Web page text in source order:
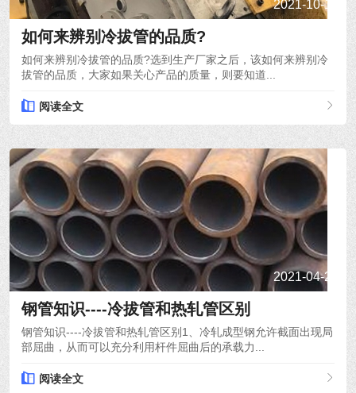
2021-10-14
如何来辨别冷拔管的品质?
如何来辨别冷拔管的品质?选到生产厂家之后，该如何来辨别冷
拔管的品质，大家如果关心产品的质量，则要知道...
阅读全文
2021-04-24
钢管知识----冷拔管和热轧管区别
钢管知识----冷拔管和热轧管区别1、冷轧成型钢允许截面出现局
部屈曲，从而可以充分利用杆件屈曲后的承载力...
阅读全文